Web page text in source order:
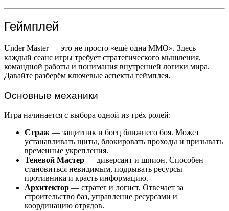
Геймплей
Under Master — это не просто «ещё одна MMO». Здесь
каждый сеанс игры требует стратегического мышления,
командной работы и понимания внутренней логики мира.
Давайте разберём ключевые аспекты геймплея.
Основные механики
Игра начинается с выбора одной из трёх ролей:
Страж — защитник и боец ближнего боя. Может
устанавливать щиты, блокировать проходы и призывать
временные укрепления.
Теневой Мастер — диверсант и шпион. Способен
становиться невидимым, подрывать ресурсы
противника и красть информацию.
Архитектор — стратег и логист. Отвечает за
строительство баз, управление ресурсами и
координацию отрядов.